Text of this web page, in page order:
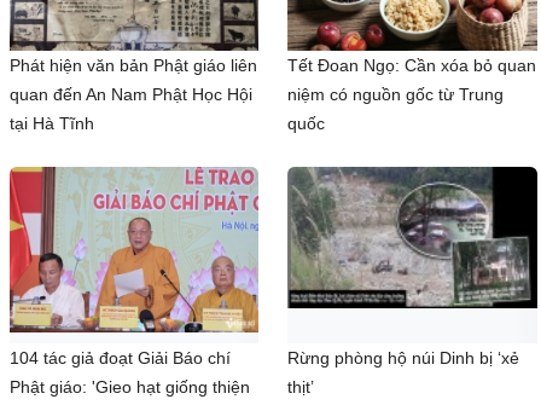
Phát hiện văn bản Phật giáo liên
quan đến An Nam Phật Học Hội
tại Hà Tĩnh
Tết Đoan Ngọ: Cần xóa bỏ quan
niệm có nguồn gốc từ Trung
quốc
104 tác giả đoạt Giải Báo chí
Phật giáo: 'Gieo hạt giống thiện
Rừng phòng hộ núi Dinh bị ‘xẻ
thịt’